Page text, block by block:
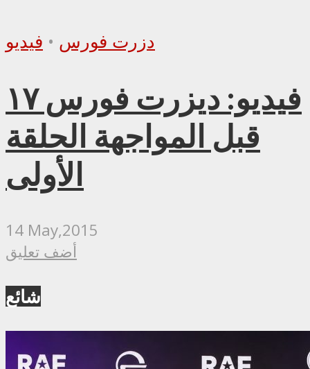
دزرت فورس • فيديو
فيديو: ديزرت فورس ١٧
قبل المواجهة الحلقة
الأولى
14 May,2015
أضف تعليق
شائع